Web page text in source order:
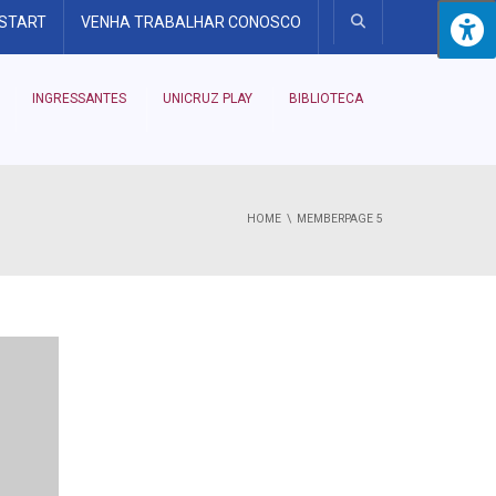
VENHA TRABALHAR CONOSCO
INGRESSANTES UNICRUZ PLAY BIBLIOTECA
HOME MEMBERPAGE 5